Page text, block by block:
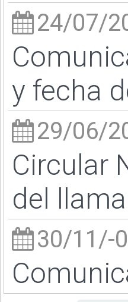
24/07/
y fecha
29/06/
Circular
del
30/11/-